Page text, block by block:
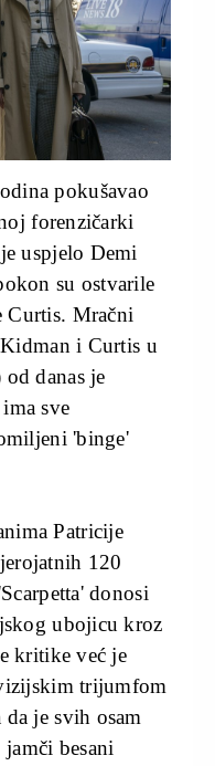
pokušavao
forenzičarki
uspjelo Demi
su ostvarile
Curtis. Mračni
i Curtis u
danas je
sve
'binge'
Patricije
120
donosi
ubojicu kroz
kritike već je
trijumfom
je svih osam
besani